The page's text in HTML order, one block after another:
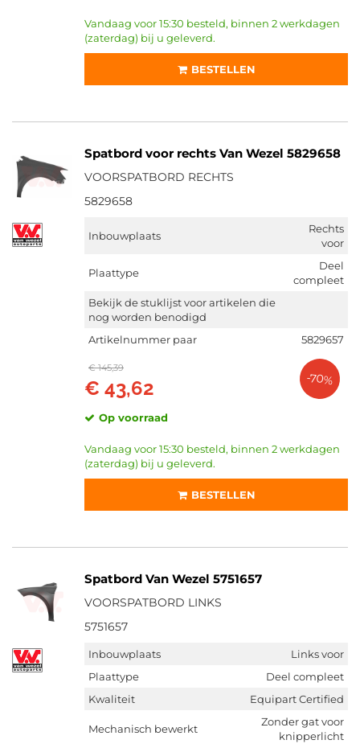
Vandaag voor 15:30 besteld, binnen 2 werkdagen
(zaterdag) bij u geleverd.
BESTELLEN
Spatbord voor rechts Van Wezel 5829658
VOORSPATBORD RECHTS
5829658
Inbouwplaats
Rechts
voor
Plaattype
Deel
compleet
Bekijk de stuklijst voor artikelen die
nog worden benodigd
Artikelnummer paar
5829657
€ 145,39
€ 43,62 -70%
Op voorraad
Vandaag voor 15:30 besteld, binnen 2 werkdagen
(zaterdag) bij u geleverd.
BESTELLEN
Spatbord Van Wezel 5751657
VOORSPATBORD LINKS
5751657
Inbouwplaats
Links voor
Plaattype
Deel compleet
Kwaliteit
Equipart Certified
Mechanisch bewerkt
Zonder gat voor
knipperlicht